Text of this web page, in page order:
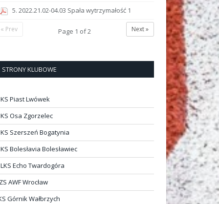
5. 2022.21.02-04.03 Spała wytrzymałość 1
Next »
Page 1 of2
« Prev
STRONY KLUBOWE
Piast Lwówek
Osa Zgorzelec
Szerszeń Bogatynia
Bolesłavia Bolesławiec
Echo Twardogóra
AWF Wrocław
Górnik Wałbrzych